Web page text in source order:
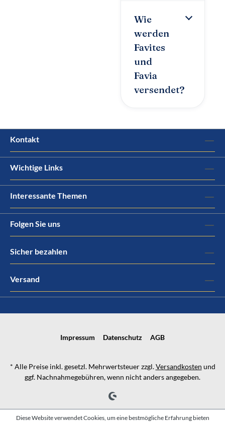
Wie
werden
Favites
und
Favia
versendet?
Kontakt
Wichtige Links
Interessante Themen
Folgen Sie uns
Sicher bezahlen
Versand
Impressum Datenschutz AGB
* Alle Preise inkl. gesetzl. Mehrwertsteuer zzgl.Versandkosten und
ggf. Nachnahmegebühren, wenn nicht anders angegeben.
Diese Website verwendet Cookies, um eine bestmögliche Erfahrung bieten